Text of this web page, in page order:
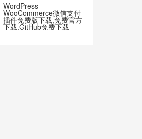
WordPress
WooCommerce微信支付
插件免费版下载,免费官方
下载,GitHub免费下载